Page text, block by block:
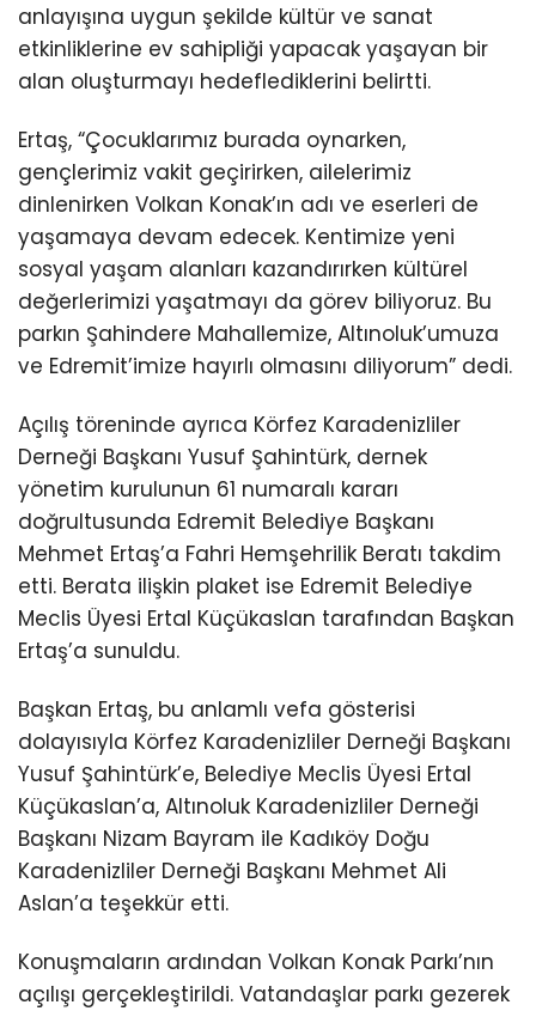
anlayışına uygun şekilde kültür ve sanat
etkinliklerine ev sahipliği yapacak yaşayan bir
alan oluşturmayı hedeflediklerini belirtti.
Ertaş, “Çocuklarımız burada oynarken,
gençlerimiz vakit geçirirken, ailelerimiz
dinlenirken Volkan Konak’ın adı ve eserleri de
yaşamaya devam edecek. Kentimize yeni
sosyal yaşam alanları kazandırırken kültürel
değerlerimizi yaşatmayı da görev biliyoruz. Bu
parkın Şahindere Mahallemize, Altınoluk’umuza
ve Edremit’imize hayırlı olmasını diliyorum” dedi.
Açılış töreninde ayrıca Körfez Karadenizliler
Derneği Başkanı Yusuf Şahintürk, dernek
yönetim kurulunun 61 numaralı kararı
doğrultusunda Edremit Belediye Başkanı
Mehmet Ertaş’a Fahri Hemşehrilik Beratı takdim
etti. Berata ilişkin plaket ise Edremit Belediye
Meclis Üyesi Ertal Küçükaslan tarafından Başkan
Ertaş’a sunuldu.
Başkan Ertaş, bu anlamlı vefa gösterisi
dolayısıyla Körfez Karadenizliler Derneği Başkanı
Yusuf Şahintürk’e, Belediye Meclis Üyesi Ertal
Küçükaslan’a, Altınoluk Karadenizliler Derneği
Başkanı Nizam Bayram ile Kadıköy Doğu
Karadenizliler Derneği Başkanı Mehmet Ali
Aslan’a teşekkür etti.
Konuşmaların ardından Volkan Konak Parkı’nın
açılışı gerçekleştirildi. Vatandaşlar parkı gezerek